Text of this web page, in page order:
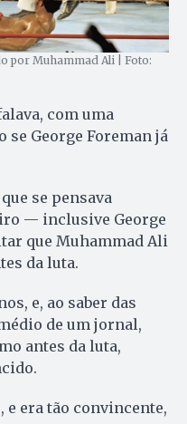
por Muhammad Ali | Foto:
com uma
se George Foreman já
se pensava
— inclusive George
que Muhammad Ali
da luta.
e, ao saber das
de um jornal,
antes da luta,
e era tão convincente,